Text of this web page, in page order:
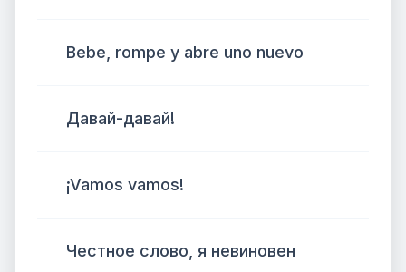
Bebe, rompe y abre uno nuevo
Давай-давай!
¡Vamos vamos!
Честное слово, я невиновен